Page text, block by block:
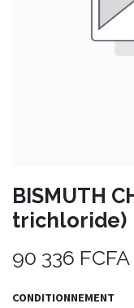
BISMUTH
trichloride)
90 336 FCFA
CONDITIONNEMENT